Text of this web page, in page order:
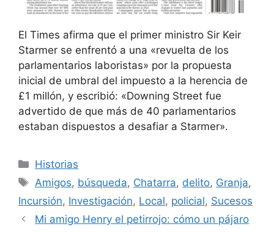
El Times afirma que el primer ministro Sir Keir
Starmer se enfrentó a una «revuelta de los
parlamentarios laboristas» por la propuesta
inicial de umbral del impuesto a la herencia de
£1 millón, y escribió: «Downing Street fue
advertido de que más de 40 parlamentarios
estaban dispuestos a desafiar a Starmer».
Categorías
Historias
Etiquetas
Amigos, búsqueda, Chatarra, delito, Granja,
Incursión, Investigación, Local, policial, Sucesos
Mi amigo Henry el petirrojo: cómo un pájaro